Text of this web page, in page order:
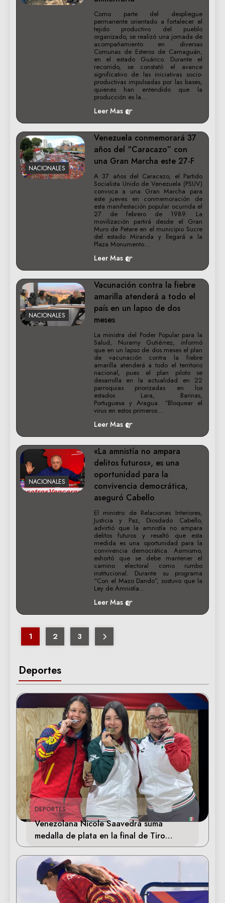
Deportes
DEPORTES
Venezolana Nicole Saavedra suma
medalla de plata en la final de Tiro
Deportivo
Como parte del despliegue
permanente orientado a fortalecer el
tejido productivo del pueblo
organizado, se realizó una jornada de
acompañamiento en diversas
Comunas de Esteros de Camaguán,
en el estado Guárico. Durante el
recorrido, se constató el avance
significativo de las iniciativas socio-
productivas impulsadas por las bases,
quienes han entendido que la
producción es la…
Leer Mas
NACIONALES
Venezuela conmemorará 37
años del “Caracazo” con
una Gran Marcha este 27-F
A 37 años del Caracazo, el Partido
Socialista Unido de Venezuela (PSUV)
convoca a una Gran Marcha para
este jueves en conmemoración de
esta manifestación popular ocurrida el
27 de febrero de 1989. La
movilización partirá desde el Gran
Muro de Petare en el municipio Sucre
del estado Miranda y llegará a la
Plaza Monumento…
Leer Mas
NACIONALES
Vacunación contra la fiebre
amarilla atenderá a todo el
país en un lapso de dos
meses
La ministra del Poder Popular para la
Salud, Nuramy Gutiérrez, informó
que en un lapso de dos meses el plan
de vacunación contra la fiebre
amarilla atenderá a todo el territorio
nacional, pues el plan piloto se
desarrolla en la actualidad en 22
parroquias priorizadas en los
estados Lara, Barinas,
Portuguesa y Aragua. “Bloquear el
virus en estos primeros…
Leer Mas
NACIONALES
«La amnistía no ampara
delitos futuros», es una
oportunidad para la
convivencia democrática,
aseguró Cabello
El ministro de Relaciones Interiores,
Justicia y Paz, Diosdado Cabello,
advirtió que la amnistía no ampara
delitos futuros y resaltó que esta
medida es una oportunidad para la
convivencia democrática. Asimismo,
exhortó que se debe mantener el
camino electoral como rumbo
institucional. Durante su programa
“Con el Mazo Dando”, sostuvo que la
Ley de Amnistía…
Leer Mas
1 2 3